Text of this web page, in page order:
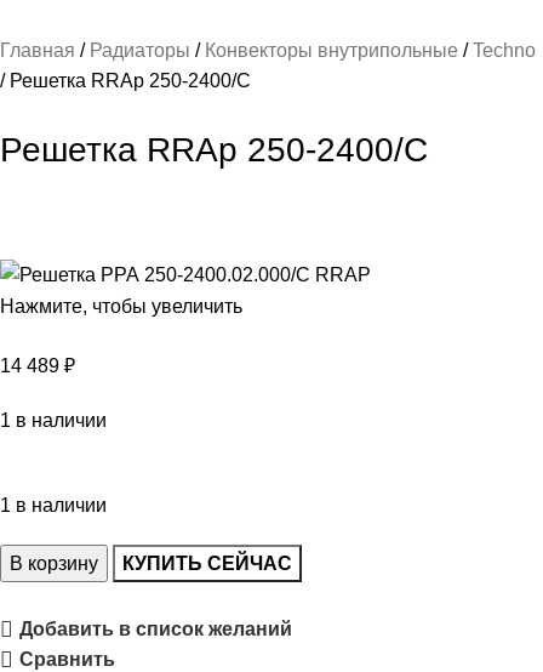
Главная Радиаторы Конвекторы внутрипольные
Techno
Решетка RRAp 250-2400/С
Решетка RRAp 250-2400/С
Нажмите, чтобы увеличить
14 489 ₽
1 в наличии
1 в наличии
В корзину КУПИТЬ СЕЙЧАС
Добавить в список желаний
Сравнить